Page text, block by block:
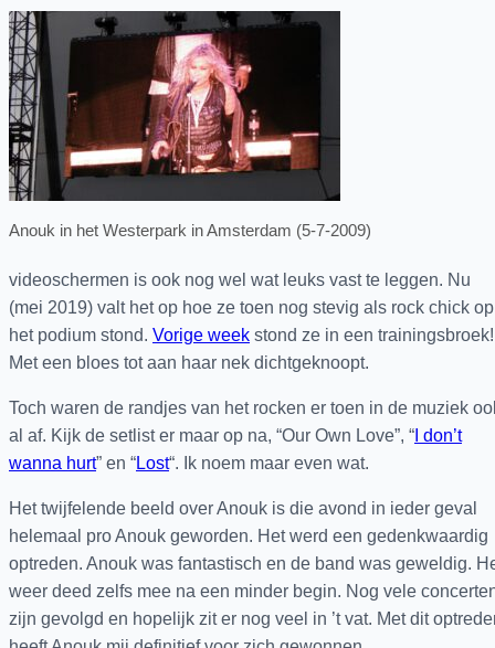
Anouk in het Westerpark in Amsterdam (5-7-2009)
videoschermen is ook nog wel wat leuks vast te leggen. Nu
(mei 2019) valt het op hoe ze toen nog stevig als rock chick op
het podium stond. Vorige week stond ze in een trainingsbroek!
Met een bloes tot aan haar nek dichtgeknoopt.
Toch waren de randjes van het rocken er toen in de muziek
al af. Kijk de setlist er maar op na, “Our Own Love”, “ I don’t
wanna hurt” en “Lost“. Ik noem maar even wat.
Het twijfelende beeld over Anouk is die avond in ieder geval
helemaal pro Anouk geworden. Het werd een gedenkwaardig
optreden. Anouk was fantastisch en de band was geweldig.
weer deed zelfs mee na een minder begin. Nog vele
zijn gevolgd en hopelijk zit er nog veel in ’t vat. Met dit